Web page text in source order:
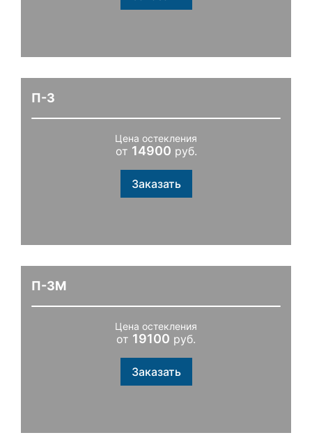
П-3
Цена остекления
от 14900 руб.
Заказать
П-3М
Цена остекления
от 19100 руб.
Заказать